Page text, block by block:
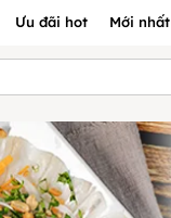
Ưu đãi hot Mới nhất